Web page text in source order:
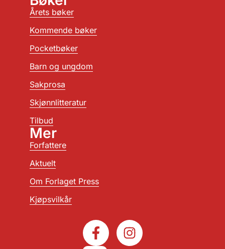
Årets bøker
Kommende bøker
Pocketbøker
Barn og ungdom
Sakprosa
Skjønnlitteratur
Tilbud
Mer
Forfattere
Aktuelt
Om Forlaget Press
Kjøpsvilkår